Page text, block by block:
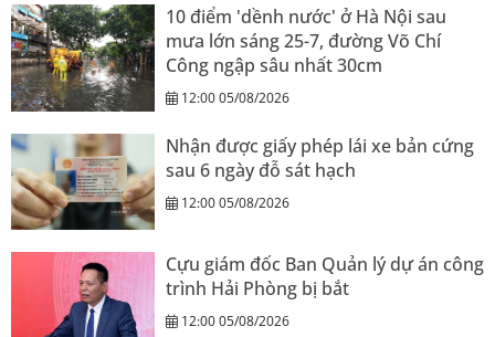
10 điểm 'dềnh nước' ở Hà Nội sau
mưa lớn sáng 25-7, đường Võ Chí
Công ngập sâu nhất 30cm
12:00 05/08/2026
Nhận được giấy phép lái xe bản cứng
sau 6 ngày đỗ sát hạch
12:00 05/08/2026
Cựu giám đốc Ban Quản lý dự án công
trình Hải Phòng bị bắt
12:00 05/08/2026